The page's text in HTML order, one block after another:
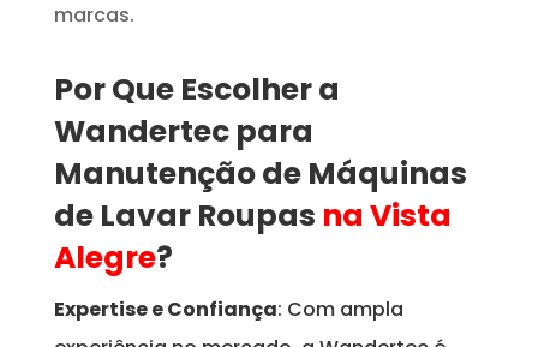
marcas.
Por Que Escolher a
Wandertec para
Manutenção de Máquinas
de Lavar Roupas na Vista
Alegre?
Expertise e Confiança: Com ampla